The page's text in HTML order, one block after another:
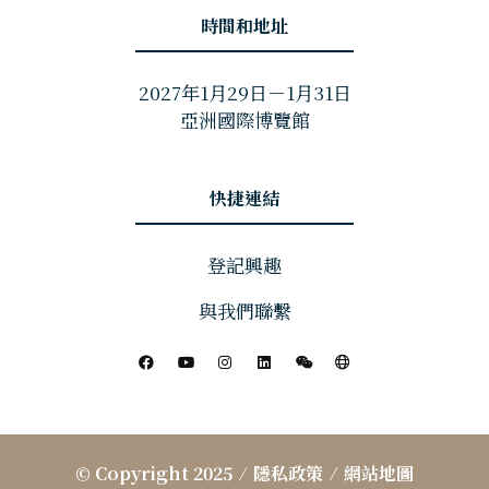
時間和地址
2027年1月29日－1月31日
亞洲國際博覽館
快捷連結
登記興趣
與我們聯繫
© Copyright 2025 隱私政策 網站地圖